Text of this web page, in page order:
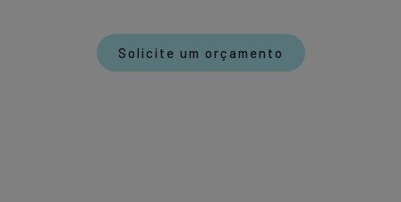
Solicite um orçamento